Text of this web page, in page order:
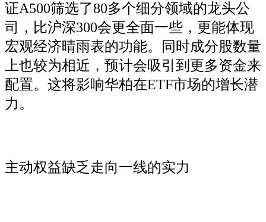
证A500筛选了80多个细分领域的龙头公
司，比沪深300会更全面一些，更能体现
宏观经济晴雨表的功能。同时成分股数量
上也较为相近，预计会吸引到更多资金来
配置。这将影响华柏在ETF市场的增长潜
力。
主动权益缺乏走向一线的实力